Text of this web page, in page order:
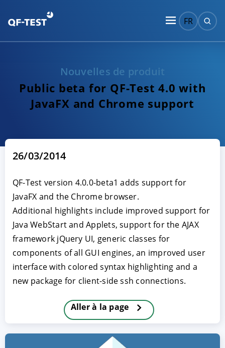
FR
Nouvelles de produit
Public beta for QF-Test 4.0 with
JavaFX and Chrome support
26/03/2014
QF-Test version 4.0.0-beta1 adds support for
JavaFX and the Chrome browser.
Additional highlights include improved support for
Java WebStart and Applets, support for the AJAX
framework jQuery UI, generic classes for
components of all GUI engines, an improved user
interface with colored syntax highlighting and a
new package for client-side ssh connections.
Aller à la page
PARAMETRER